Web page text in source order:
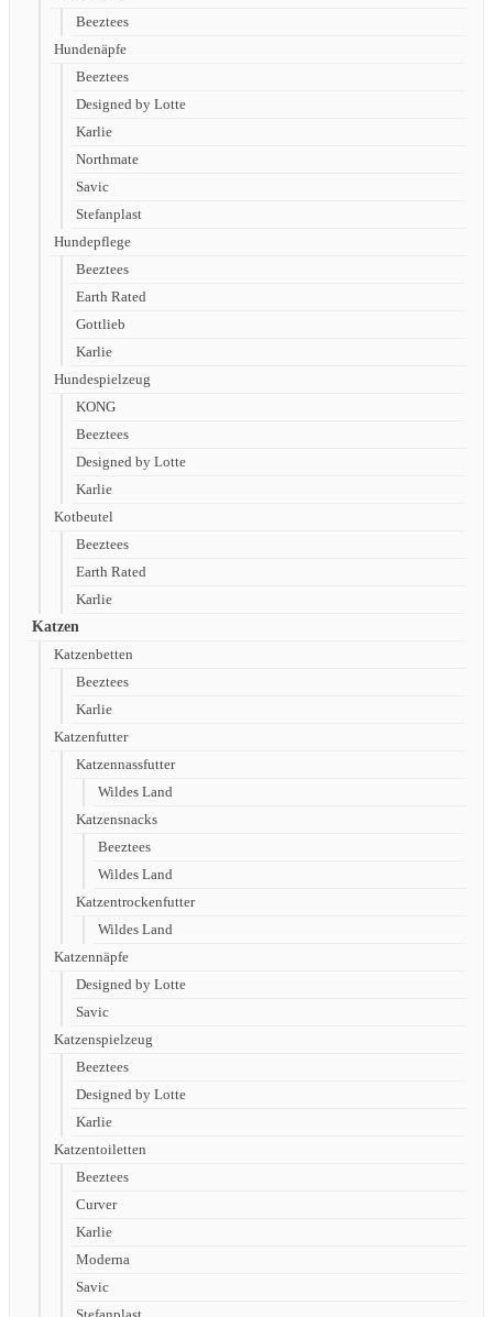
Beeztees
Hundenäpfe
Beeztees
Designed by Lotte
Karlie
Northmate
Savic
Stefanplast
Hundepflege
Beeztees
Earth Rated
Gottlieb
Karlie
Hundespielzeug
KONG
Beeztees
Designed by Lotte
Karlie
Kotbeutel
Beeztees
Earth Rated
Karlie
Katzen
Katzenbetten
Beeztees
Karlie
Katzenfutter
Katzennassfutter
Wildes Land
Katzensnacks
Beeztees
Wildes Land
Katzentrockenfutter
Wildes Land
Katzennäpfe
Designed by Lotte
Savic
Katzenspielzeug
Beeztees
Designed by Lotte
Karlie
Katzentoiletten
Beeztees
Curver
Karlie
Moderna
Savic